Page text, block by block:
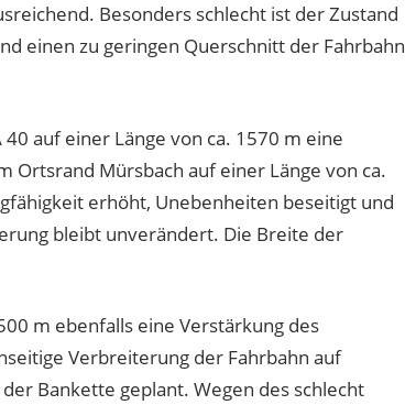
Besonders schlecht ist der Zustand
einen zu geringen Querschnitt der Fahrbahn
auf einer Länge von ca. 1570 m eine
Ortsrand Mürsbach auf einer Länge von ca.
erhöht, Unebenheiten beseitigt und
bleibt unverändert. Die Breite der
m ebenfalls eine Verstärkung des
Verbreiterung der Fahrbahn auf
Bankette geplant. Wegen des schlecht